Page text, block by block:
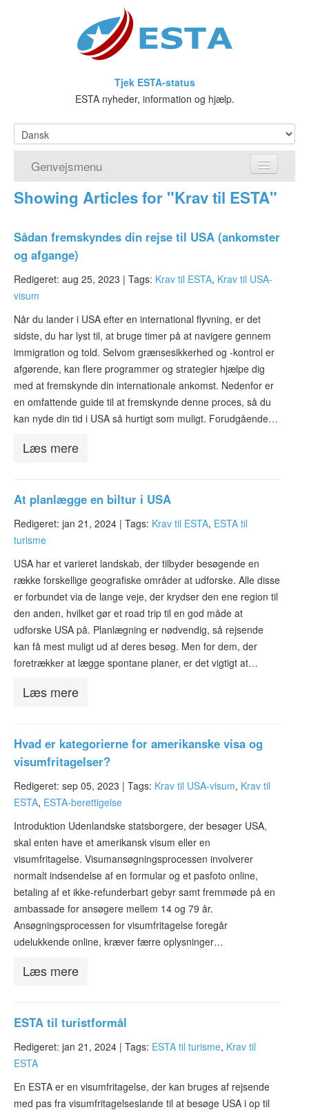
Tjek ESTA-status
ESTA nyheder, information og hjælp.
Genvejsmenu
Hjem
Hvad er ESTA?
Visumfritagelsesprogrammet
ESTA-status
Artikler
Kontakt
Showing Articles for "Krav til ESTA"
Sådan fremskyndes din rejse til USA (ankomster
og afgange)
Redigeret: aug 25, 2023 | Tags: Krav til ESTA, Krav til USA-
visum
Når du lander i USA efter en international flyvning, er det
sidste, du har lyst til, at bruge timer på at navigere gennem
immigration og told. Selvom grænsesikkerhed og -kontrol er
afgørende, kan flere programmer og strategier hjælpe dig
med at fremskynde din internationale ankomst. Nedenfor er
en omfattende guide til at fremskynde denne proces, så du
kan nyde din tid i USA så hurtigt som muligt. Forudgående…
Læs mere
At planlægge en biltur i USA
Redigeret: jan 21, 2024 | Tags: Krav til ESTA, ESTA til
turisme
USA har et varieret landskab, der tilbyder besøgende en
række forskellige geografiske områder at udforske. Alle disse
er forbundet via de lange veje, der krydser den ene region til
den anden, hvilket gør et road trip til en god måde at
udforske USA på. Planlægning er nødvendig, så rejsende
kan få mest muligt ud af deres besøg. Men for dem, der
foretrækker at lægge spontane planer, er det vigtigt at…
Læs mere
Hvad er kategorierne for amerikanske visa og
visumfritagelser?
Redigeret: sep 05, 2023 | Tags: Krav til USA-visum, Krav til
ESTA, ESTA-berettigelse
Introduktion Udenlandske statsborgere, der besøger USA,
skal enten have et amerikansk visum eller en
visumfritagelse. Visumansøgningsprocessen involverer
normalt indsendelse af en formular og et pasfoto online,
betaling af et ikke-refunderbart gebyr samt fremmøde på en
ambassade for ansøgere mellem 14 og 79 år.
Ansøgningsprocessen for visumfritagelse foregår
udelukkende online, kræver færre oplysninger…
Læs mere
ESTA til turistformål
Redigeret: jan 21, 2024 | Tags: ESTA til turisme, Krav til
ESTA
En ESTA er en visumfritagelse, der kan bruges af rejsende
med pas fra visumfritagelseslande til at besøge USA i op til